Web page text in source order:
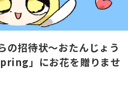
の招待状～おたんじょう
」にお花を贈りませ